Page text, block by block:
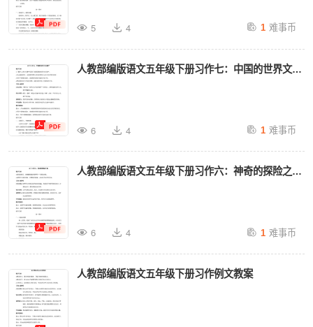
5 4 1 难事币
人教部编版语文五年级下册习作七：中国的世界文化
6 4 1 难事币
人教部编版语文五年级下册习作六：神奇的探险之旅
6 4 1 难事币
人教部编版语文五年级下册习作例文教案